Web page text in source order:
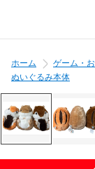
ホーム ゲーム・
ぬいぐるみ本体